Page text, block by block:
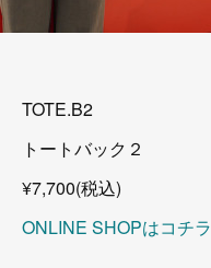
TOTE.B2
トートバック２
¥7,700(税込)
ONLINE SHOPはコチラ